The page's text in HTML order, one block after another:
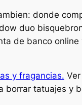
donde
duo
de banco
y fragancias.
borrar tatuajes y